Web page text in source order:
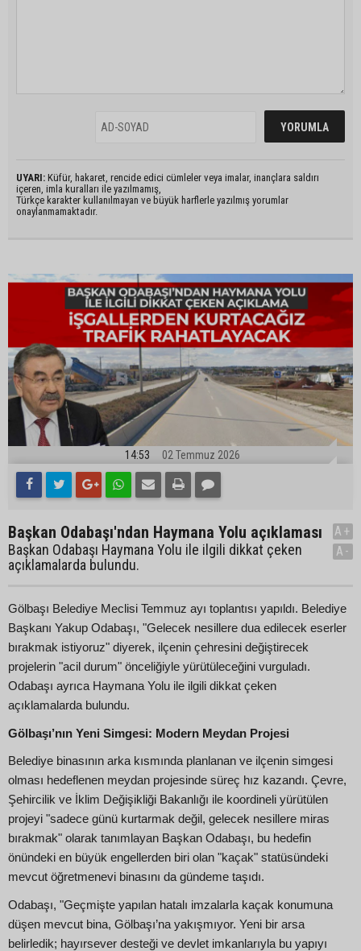
UYARI: Küfür, hakaret, rencide edici cümleler veya imalar, inançlara saldırı
içeren, imla kuralları ile yazılmamış,
Türkçe karakter kullanılmayan ve büyük harflerle yazılmış yorumlar
onaylanmamaktadır.
14:53 02 Temmuz 2026
Başkan Odabaşı'ndan Haymana Yolu açıklaması
Başkan Odabaşı Haymana Yolu ile ilgili dikkat çeken
açıklamalarda bulundu.
A+
A-
Gölbaşı Belediye Meclisi Temmuz ayı toplantısı yapıldı. Belediye
Başkanı Yakup Odabaşı, "Gelecek nesillere dua edilecek eserler
bırakmak istiyoruz" diyerek, ilçenin çehresini değiştirecek
projelerin "acil durum" önceliğiyle yürütüleceğini vurguladı.
Odabaşı ayrıca Haymana Yolu ile ilgili dikkat çeken
açıklamalarda bulundu.
Gölbaşı’nın Yeni Simgesi: Modern Meydan Projesi
Belediye binasının arka kısmında planlanan ve ilçenin simgesi
olması hedeflenen meydan projesinde süreç hız kazandı. Çevre,
Şehircilik ve İklim Değişikliği Bakanlığı ile koordineli yürütülen
projeyi "sadece günü kurtarmak değil, gelecek nesillere miras
bırakmak" olarak tanımlayan Başkan Odabaşı, bu hedefin
önündeki en büyük engellerden biri olan "kaçak" statüsündeki
mevcut öğretmenevi binasını da gündeme taşıdı.
Odabaşı, "Geçmişte yapılan hatalı imzalarla kaçak konumuna
düşen mevcut bina, Gölbaşı’na yakışmıyor. Yeni bir arsa
belirledik; hayırsever desteği ve devlet imkanlarıyla bu yapıyı